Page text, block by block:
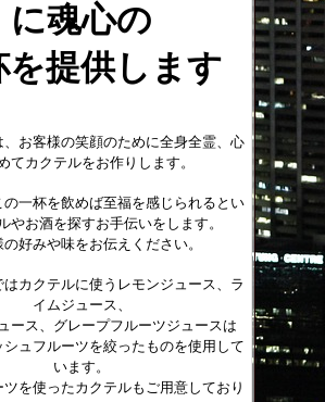
に魂心の
を提供します
、お客様の笑顔のために全身全霊、心
てカクテルをお作りします。
の一杯を飲めば至福を感じられるとい
やお酒を探すお手伝いをします。
の好みや味をお伝えください。
はカクテルに使うレモンジュース、ラ
イムジュース、
ース、グレープフルーツジュースは
ュフルーツを絞ったものを使用して
います。
を使ったカクテルもご用意しており